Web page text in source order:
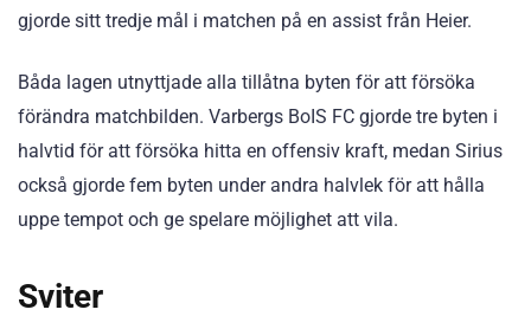
gjorde sitt tredje mål i matchen på en assist från Heier.
Båda lagen utnyttjade alla tillåtna byten för att försöka
förändra matchbilden. Varbergs BoIS FC gjorde tre byten i
halvtid för att försöka hitta en offensiv kraft, medan Sirius
också gjorde fem byten under andra halvlek för att hålla
uppe tempot och ge spelare möjlighet att vila.
Sviter